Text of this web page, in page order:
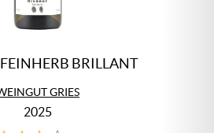
BRILLANT
GRIES
2025